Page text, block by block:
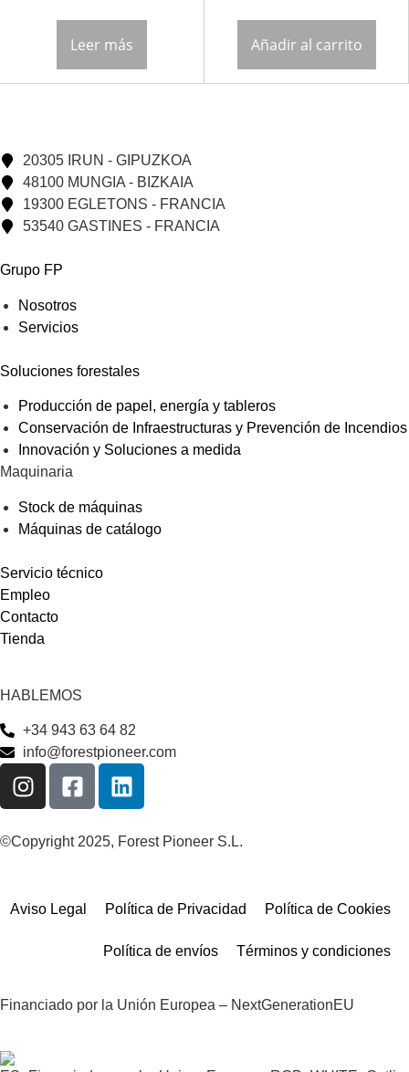
Leer más Añadir al carrito
20305 IRUN - GIPUZKOA
48100 MUNGIA - BIZKAIA
19300 EGLETONS - FRANCIA
53540 GASTINES - FRANCIA
Grupo FP
Nosotros
Servicios
Soluciones forestales
Producción de papel, energía y tableros
Conservación de Infraestructuras y Prevención de Incendios
Innovación y Soluciones a medida
Maquinaria
Stock de máquinas
Máquinas de catálogo
Servicio técnico
Empleo
Contacto
Tienda
HABLEMOS
+34 943 63 64 82
info@forestpioneer.com
©Copyright 2025, Forest Pioneer S.L.
Aviso Legal Política de Privacidad Política de Cookies
Política de envíos Términos y condiciones
Financiado por la Unión Europea – NextGenerationEU